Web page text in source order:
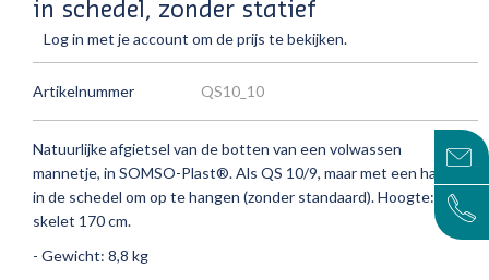
in schedel, zonder statief
Log in met je account om de prijs te bekijken.
Artikelnummer QS10_10
Natuurlijke afgietsel van de botten van een volwassen
mannetje, in SOMSO-Plast®.Als QS 10/9, maar met een haak
in de schedel om op te hangen (zonder standaard).Hoogte:
skelet 170 cm.
- Gewicht: 8,8 kg